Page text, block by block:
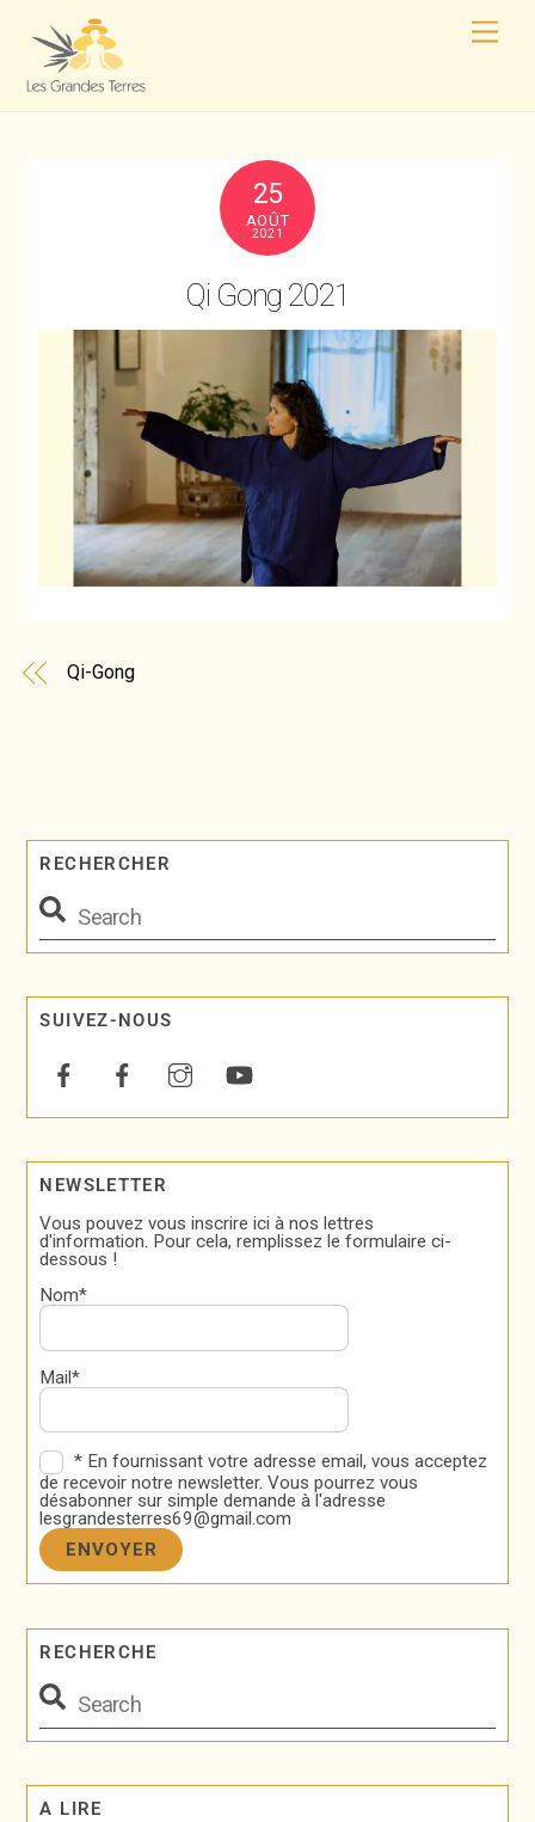
25
AOÛT
2021
Qi Gong 2021
Qi-Gong
RECHERCHER
SUIVEZ-NOUS
NEWSLETTER
Vous pouvez vous inscrire ici à nos lettres
d'information. Pour cela, remplissez le formulaire ci-
dessous !
Nom*
Mail*
* En fournissant votre adresse email, vous acceptez
de recevoir notre newsletter. Vous pourrez vous
désabonner sur simple demande à l'adresse
lesgrandesterres69@gmail.com
RECHERCHE
A LIRE